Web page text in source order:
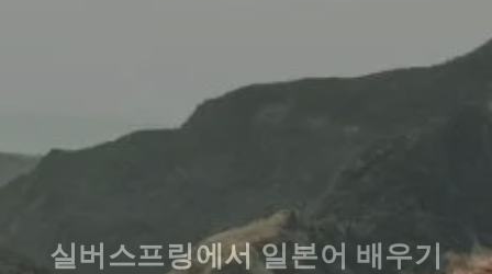
실버스프링에서 일본어 배우기